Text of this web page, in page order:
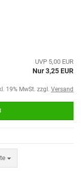
UVP 5,00 EUR
Nur 3,25 EUR
19% MwSt. zzgl. Versand